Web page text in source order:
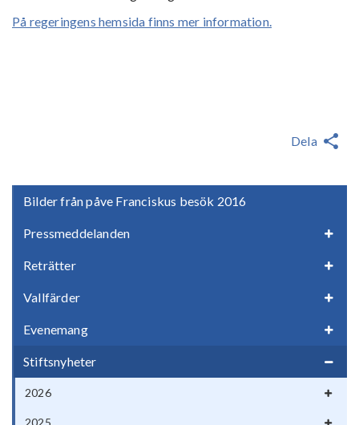
Bilder från påve Franciskus besök 2016
Pressmeddelanden
Reträtter
Vallfärder
Evenemang
Stiftsnyheter
2026
På regeringens hemsida finns mer information.
Dela